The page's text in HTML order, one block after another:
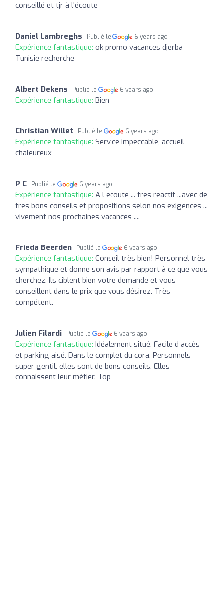
conseillé et tjr à l'écoute
Daniel Lambreghs Publié le 6 years ago
Expérience fantastique: ok promo vacances djerba
Tunisie recherche
Albert Dekens Publié le 6 years ago
Expérience fantastique: Bien
Christian Willet Publié le 6 years ago
Expérience fantastique: Service impeccable, accueil
chaleureux
P C Publié le 6 years ago
Expérience fantastique: A l ecoute ... tres reactif ...avec de
tres bons conseils et propositions selon nos exigences ...
vivement nos prochaines vacances ....
Frieda Beerden Publié le 6 years ago
Expérience fantastique: Conseil très bien! Personnel très
sympathique et donne son avis par rapport à ce que vous
cherchez. Ils ciblent bien votre demande et vous
conseillent dans le prix que vous désirez. Très
compétent.
Julien Filardi Publié le 6 years ago
Expérience fantastique: Idéalement situé. Facile d accès
et parking aisé. Dans le complet du cora. Personnels
super gentil. elles sont de bons conseils. Elles
connaissent leur métier. Top